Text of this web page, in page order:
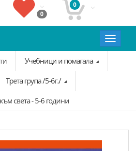
0
0
Toggle
Учебници и помагала
Трета група /5-6г./
света - 5-6 години